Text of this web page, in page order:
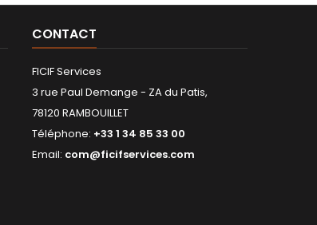
CONTACT
FICIF Services
3 rue Paul Demange - ZA du Patis,
78120 RAMBOUILLET
Téléphone: +33 1 34 85 33 00
Email: com@ficifservices.com